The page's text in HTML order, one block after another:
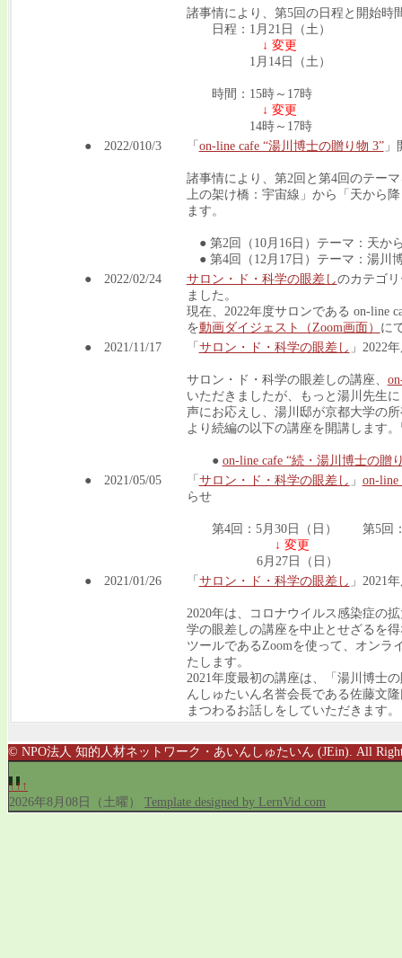
諸事情により、第5回の日程と開始時
日程：1月21日（土）
↓ 変更
1月14日（土）
時間：15時～17時
↓ 変更
14時～17時
● 2022/010/3
「 on-line cafe “湯川博士の贈り物 3”」
諸事情により、第2回と第4回のテー
上の架け橋：宇宙線」から「天から
ます。
● 第2回（10月16日）テーマ：天か
● 第4回（12月17日）テーマ：湯川
● 2022/02/24
サロン・ド・科学の眼差しのカテゴ
ました。
現在、2022年度サロンである on-line
を動画ダイジェスト（Zoom画面） に
● 2021/11/17
「 サロン・ド・科学の眼差し 」2022
サロン・ド・科学の眼差しの講座、
いただきましたが、もっと湯川先生
声にお応えし、湯川邸が京都大学の
より続編の以下の講座を開講します
● on-line cafe “続・湯川博士の贈
● 2021/05/05
「 サロン・ド・科学の眼差し 」 on-line
らせ
第4回：5月30日（日） 第5回：
↓ 変更
6月27日（日） 7月
● 2021/01/26
「 サロン・ド・科学の眼差し 」2021
2020年は、コロナウイルス感染症の
学の眼差しの講座を中止とせざるを
ツールであるZoomを使って、オンラ
たします。
2021年度最初の講座は、「湯川博士
んしゅたいん名誉会長である佐藤文
まつわるお話しをしていただきます
© NPO法人 知的人材ネットワーク・あいんしゅたいん (JEin). All
↑↑↑
2026年8月08日（土曜）
Template designed by LernVid.com